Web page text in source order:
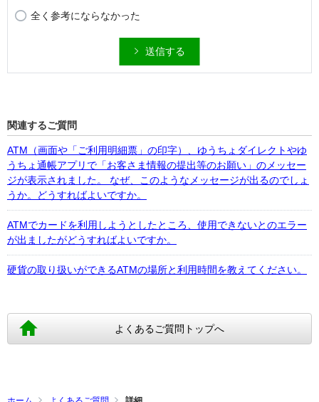
全く参考にならなかった
送信する
関連するご質問
ATM（画面や「ご利用明細票」の印字）、ゆうちょダイレクトやゆ
うちょ通帳アプリで「お客さま情報の提出等のお願い」のメッセー
ジが表示されました。 なぜ、このようなメッセージが出るのでしょ
うか。どうすればよいですか。
ATMでカードを利用しようとしたところ、使用できないとのエラー
が出ましたがどうすればよいですか。
硬貨の取り扱いができるATMの場所と利用時間を教えてください。
よくあるご質問トップへ